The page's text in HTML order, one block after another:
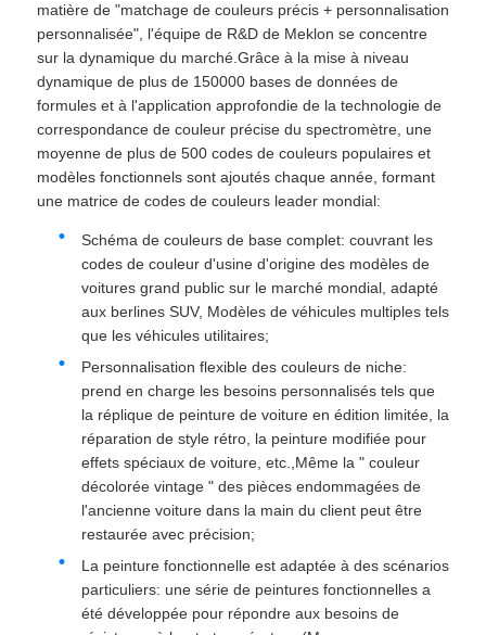
matière de "matchage de couleurs précis + personnalisation
personnalisée", l'équipe de R&D de Meklon se concentre
sur la dynamique du marché.Grâce à la mise à niveau
dynamique de plus de 150000 bases de données de
formules et à l'application approfondie de la technologie de
correspondance de couleur précise du spectromètre, une
moyenne de plus de 500 codes de couleurs populaires et
modèles fonctionnels sont ajoutés chaque année, formant
une matrice de codes de couleurs leader mondial:
Schéma de couleurs de base complet: couvrant les
codes de couleur d'usine d'origine des modèles de
voitures grand public sur le marché mondial, adapté
aux berlines SUV, Modèles de véhicules multiples tels
que les véhicules utilitaires;
Personnalisation flexible des couleurs de niche:
prend en charge les besoins personnalisés tels que
la réplique de peinture de voiture en édition limitée, la
réparation de style rétro, la peinture modifiée pour
effets spéciaux de voiture, etc.,Même la " couleur
décolorée vintage " des pièces endommagées de
l'ancienne voiture dans la main du client peut être
restaurée avec précision;
La peinture fonctionnelle est adaptée à des scénarios
particuliers: une série de peintures fonctionnelles a
été développée pour répondre aux besoins de